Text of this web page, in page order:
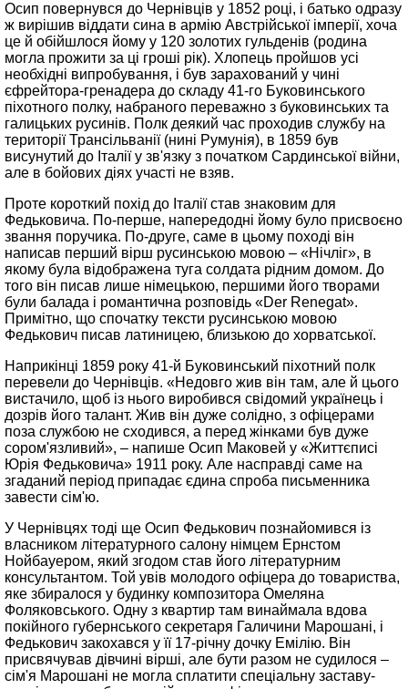
Осип повернувся до Чернівців у 1852 році, і батько одразу
ж вирішив віддати сина в армію Австрійської імперії, хоча
це й обійшлося йому у 120 золотих гульденів (родина
могла прожити за ці гроші рік). Хлопець пройшов усі
необхідні випробування, і був зарахований у чині
єфрейтора-гренадера до складу 41-го Буковинського
піхотного полку, набраного переважно з буковинських та
галицьких русинів. Полк деякий час проходив службу на
території Трансільванії (нині Румунія), в 1859 був
висунутий до Італії у зв'язку з початком Сардинської війни,
але в бойових діях участі не взяв.
Проте короткий похід до Італії став знаковим для
Федьковича. По-перше, напередодні йому було присвоєно
звання поручика. По-друге, саме в цьому поході він
написав перший вірш русинською мовою – «Нічліг», в
якому була відображена туга солдата рідним домом. До
того він писав лише німецькою, першими його творами
були балада і романтична розповідь «Der Renegat».
Примітно, що спочатку тексти русинською мовою
Федькович писав латиницею, близькою до хорватської.
Наприкінці 1859 року 41-й Буковинський піхотний полк
перевели до Чернівців. «Недовго жив він там, але й цього
вистачило, щоб із нього виробився свідомий українець і
дозрів його талант. Жив він дуже солідно, з офіцерами
поза службою не сходився, а перед жінками був дуже
сором'язливий», – напише Осип Маковей у «Життєписі
Юрія Федьковича» 1911 року. Але насправді саме на
згаданий період припадає єдина спроба письменника
завести сім'ю.
У Чернівцях тоді ще Осип Федькович познайомився із
власником літературного салону німцем Ернстом
Нойбауером, який згодом став його літературним
консультантом. Той увів молодого офіцера до товариства,
яке збиралося у будинку композитора Омеляна
Фоляковського. Одну з квартир там винаймала вдова
покійного губернського секретаря Галичини Марошані, і
Федькович закохався у її 17-річну дочку Емілію. Він
присвячував дівчині вірші, але бути разом не судилося –
сім'я Марошані не могла сплатити спеціальну заставу-